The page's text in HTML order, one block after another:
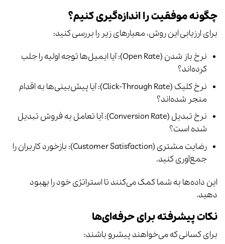
چگونه موفقیت را اندازه‌گیری کنیم؟
برای ارزیابی این روش، معیارهای زیر را بررسی کنید:
نرخ باز شدن (Open Rate): آیا ایمیل‌ها توجه اولیه را جلب
کرده‌اند؟
نرخ کلیک (Click-Through Rate): آیا پیش‌بینی‌ها به اقدام
منجر شده‌اند؟
نرخ تبدیل (Conversion Rate): آیا تعامل به فروش تبدیل
شده است؟
رضایت مشتری (Customer Satisfaction): بازخورد کاربران را
جمع‌آوری کنید.
این داده‌ها به شما کمک می‌کنند تا استراتژی خود را بهبود
دهید.
نکات پیشرفته برای حرفه‌ای‌ها
برای کسانی که می‌خواهند پیشرو باشند: